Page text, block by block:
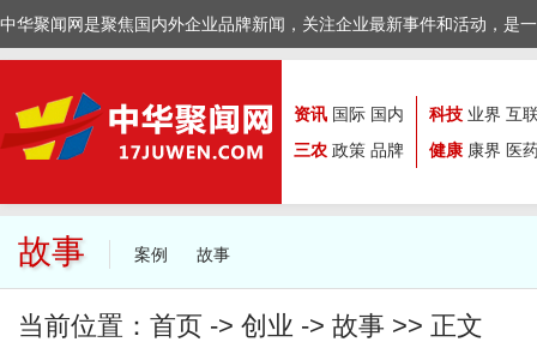
中华聚闻网是聚焦国内外企业品牌新闻，关注企业最新事件和活动，是
资讯 国际 国内
三农 政策 品牌
科技 业界 互
健康 康界 医
故事 案例 故事
当前位置： 首页 -> 创业 -> 故事 >> 正文